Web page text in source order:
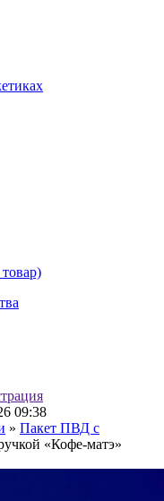
09:38
» Пакет ПВД с
«Кофе-матэ»